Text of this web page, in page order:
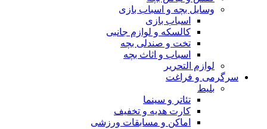
وسایل بچه و اسباب بازی
اسباب بازی
کالسکه و لوازم جانبی
تخت و صندلی بچه
اسباب و اثاث بچه
لوازم التحریر
سرگرمی و فراغت
بلیط
تئاتر و سینما
کارت هدیه و تخفیف
اماکن و مسابقات ورزشی